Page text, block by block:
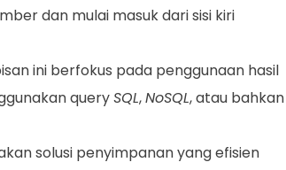
dan mulai masuk dari sisi kiri
ini berfokus pada penggunaan hasil
querySQL,NoSQL, atau bahkan
solusi penyimpanan yang efisien